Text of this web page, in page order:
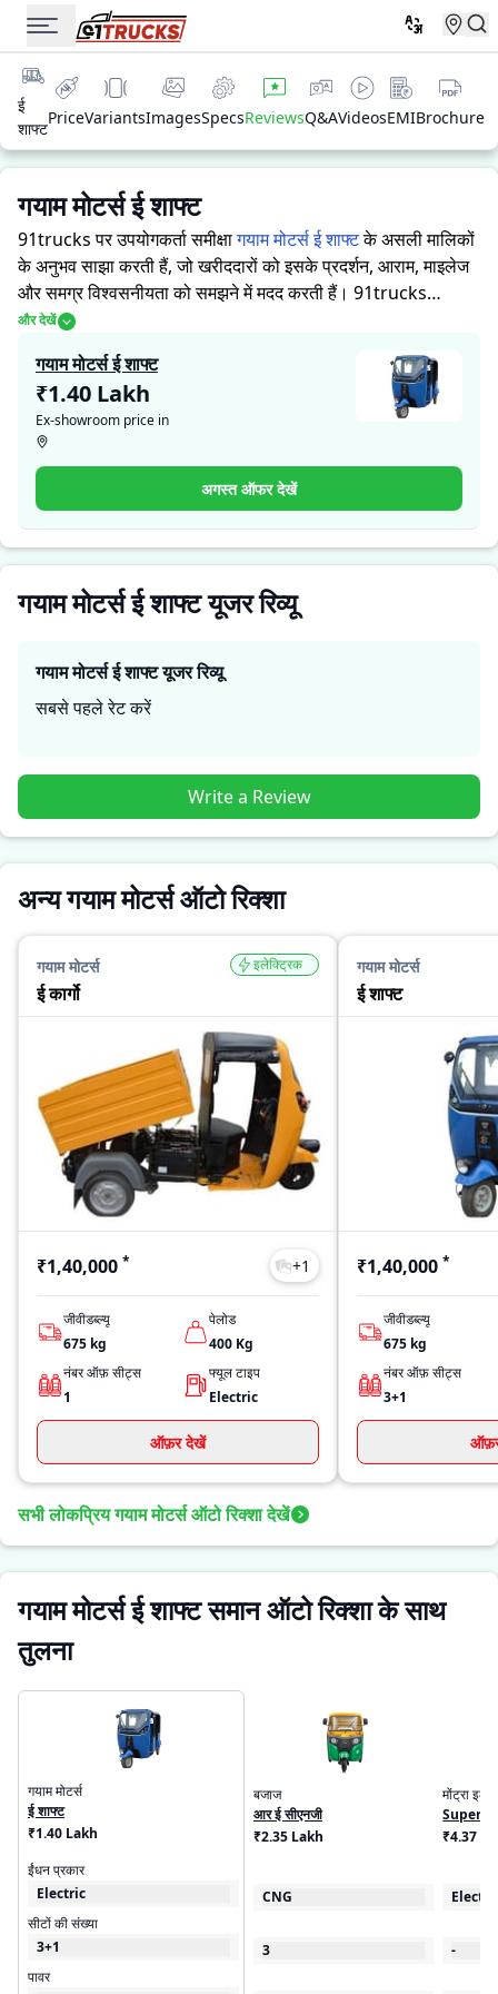
ई
शाफ्ट
PriceVariantsImagesSpecsReviewsQ&AVideosEMIBrochure
गयाम मोटर्स ई शाफ्ट
91trucks पर उपयोगकर्ता समीक्षागयाम मोटर्स ई शाफ्टके असली मालिकों
के अनुभव साझा करती हैं, जो खरीददारों को इसके प्रदर्शन, आराम, माइलेज
और समग्र विश्वसनीयता को समझने में मदद करती हैं। 91trucks
खरीददारों और मालिकों को सूचित निर्णय लेने में सहायता करने के लिए
और कमजोरियों पर आधारित मूल्यांकन के साथ-साथ, इस प्लेटफ़ॉर्म पर एक
विशेष सेक्शन है जहाँ असली मालिक गयाम मोटर्स ई शाफ्ट के साथ अपने
अनुभव साझा करते हैं। ये सीधे अनुभव प्रदर्शन, आराम, माइलेज और
विश्वसनीयता के बारे में व्यावहारिक जानकारी देते हैं, जिससे भविष्य के
खरीदार यह तय कर सकते हैं कि क्यागयाम मोटर्स ई शाफ्ट
उनकी जरूरतों के
लिए सही है।
और देखें
गयाम मोटर्स ई शाफ्ट
₹1.40 Lakh
Ex-showroom price in
अगस्त ऑफर देखें
गयाम मोटर्स ई शाफ्ट यूजर रिव्यू
गयाम मोटर्स ई शाफ्टयूजर रिव्यू
सबसे पहले रेट करें
Write a Review
अन्य गयाम मोटर्स ऑटो रिक्शा
गयाम मोटर्स
ई कार्गो
इलेक्ट्रिक
₹1,40,000 * +1
जीवीडब्ल्यू
675 kg
पेलोड
400 Kg
नंबर ऑफ़ सीट्स
1
फ्यूल टाइप
Electric
ऑफ़र देखें
गयाम मोटर्स
ई शाफ्ट
₹1,40,000 *
जीवीडब्ल्यू
675 kg
नंबर ऑफ़ सीट्स
3+1
सभी लोकप्रिय गयाम मोटर्स ऑटो रिक्शा देखें
गयाम मोटर्स ई शाफ्ट समान ऑटो रिक्शा के साथ
तुलना
गयाम मोटर्स
ई शाफ्ट
₹1.40 Lakh
ईंधन प्रकार
Electric
सीटों की संख्या
3+1
पावर
बजाज
आर ई सीएनजी
₹2.35 Lakh
CNG
3
मोंट्रा
Super
₹4.37 -
-